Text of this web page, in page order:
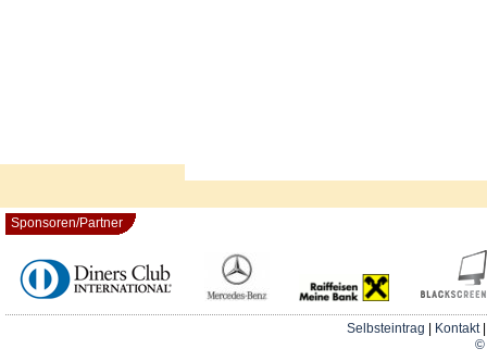
Sponsoren/Partner
Selbsteintrag Kontakt
©